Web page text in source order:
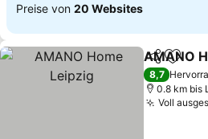
Preise von 20 Websites
TeilenZu
AMANO
8,7
0.8 km bis
Voll